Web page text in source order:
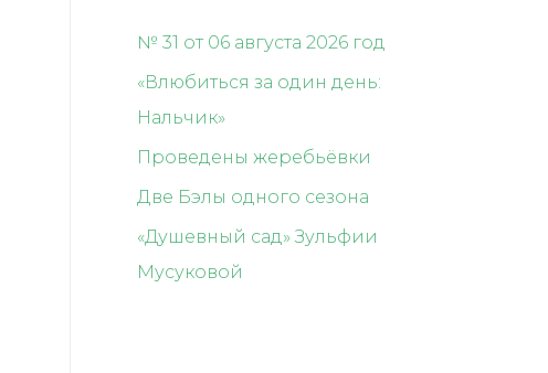
№ 31 от 06 августа 2026 год
«Влюбиться за один день:
Нальчик»
Проведены жеребьёвки
Две Бэлы одного сезона
«Душевный сад» Зульфии
Мусуковой